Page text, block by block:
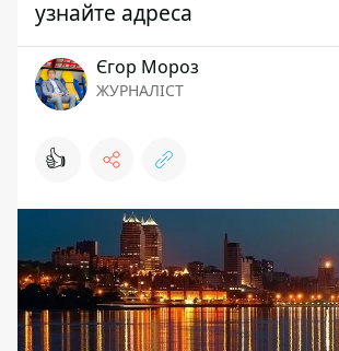
узнайте адреса
Єгор Мороз
ЖУРНАЛІСТ
👍